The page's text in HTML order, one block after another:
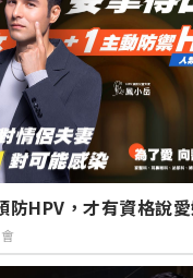
防HPV，才有資格說愛